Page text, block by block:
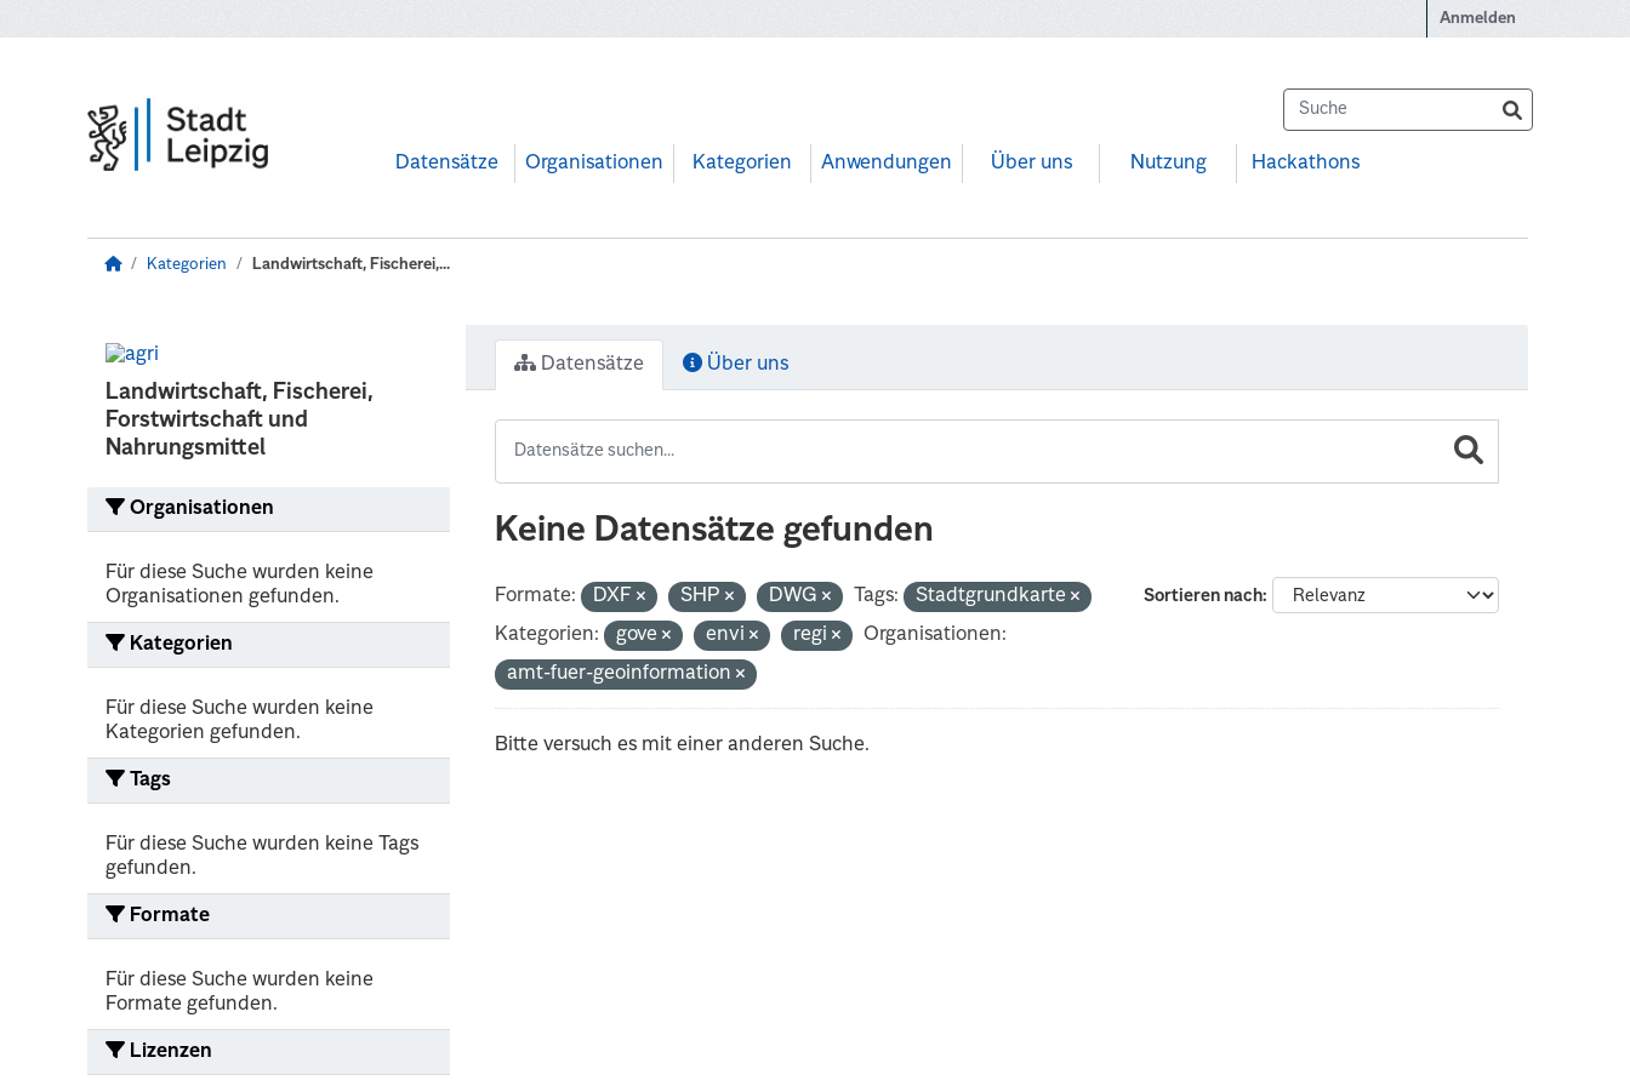
Anmelden
Datensätze Organisationen Kategorien Anwendungen Über uns Nutzung Hackathons
Kategorien Landwirtschaft, Fischerei,...
Landwirtschaft, Fischerei,
Forstwirtschaft und
Nahrungsmittel
Organisationen
Für diese Suche wurden keine
Organisationen gefunden.
Kategorien
Für diese Suche wurden keine
Kategorien gefunden.
Tags
Für diese Suche wurden keine Tags
gefunden.
Formate
Für diese Suche wurden keine
Formate gefunden.
Lizenzen
Datensätze Über uns
Keine Datensätze gefunden
Sortieren nach
Formate: DXF SHP DWG Tags:
Stadtgrundkarte
Kategorien:
gove envi regi
Organisationen:
amt-fuer-geoinformation
Bitte versuch es mit einer anderen Suche.